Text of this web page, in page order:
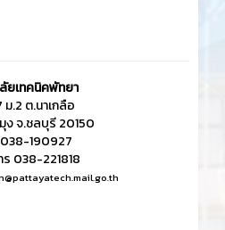
ยเทคนิคพัทยา
ม.2 ต.นาเกลือ
ง จ.ชลบุรี 20150
190927
ร 038-221818